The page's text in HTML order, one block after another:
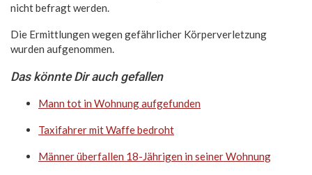
nicht befragt werden.
Die Ermittlungen wegen gefährlicher Körperverletzung
wurden aufgenommen.
Das könnte Dir auch gefallen
Mann tot in Wohnung aufgefunden
Taxifahrer mit Waffe bedroht
Männer überfallen 18-Jährigen in seiner Wohnung